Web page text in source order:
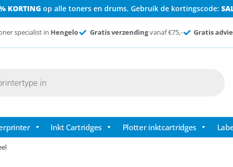
KORTINGop alle toners en drums. Gebruik de kortingscode:
specialist in Hengelo Gratis verzendingvanaf €75,- Gratis
Inkt Cartridges Plotter inktcartridges